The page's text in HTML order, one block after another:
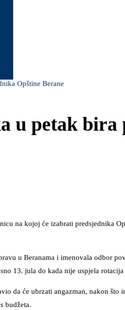
Opštine Berane
u petak bira
na kojoj će izabrati predsjednika
u Beranama i imenovala odbor
13. jula do kada nije uspjela
da će ubrzati angazman, nakon
budžeta.